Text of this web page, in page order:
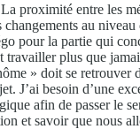
La proximité entre les
au
pour la partie qui
plus que
» doit se retrouver
J’ai besoin d’une
afin de passer le
et savoir que nous